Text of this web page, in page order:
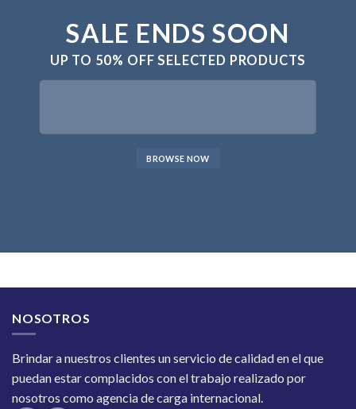
SALE ENDS SOON
UP TO 50% OFF SELECTED PRODUCTS
BROWSE NOW
NOSOTROS
Brindar a nuestros clientes un servicio de calidad en el que
puedan estar complacidos con el trabajo realizado por
nosotros como agencia de carga internacional.